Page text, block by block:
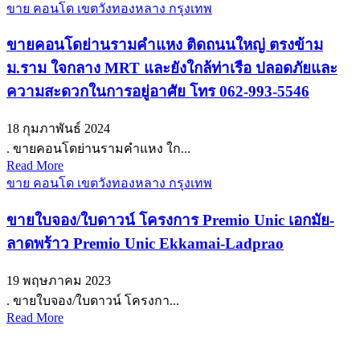
ขาย คอนโด เขตวังทองหลาง กรุงเทพ
ขายคอนโดย่านรามคำแหง ติดถนนใหญ่ ตรงข้าม
ม.ราม ใจกลาง MRT และยังใกล้ท่าเรือ ปลอดภัยและ
ความสะดวกในการอยู่อาศัย โทร 062-993-5546
18 กุมภาพันธ์ 2024
. ขายคอนโดย่านรามคำแหง ใก...
Read More
ขาย คอนโด เขตวังทองหลาง กรุงเทพ
ขายใบจอง/ใบดาวน์ โครงการ Premio Unic เอกมัย-
ลาดพร้าว Premio Unic Ekkamai-Ladprao
19 พฤษภาคม 2023
. ขายใบจอง/ใบดาวน์ โครงกา...
Read More